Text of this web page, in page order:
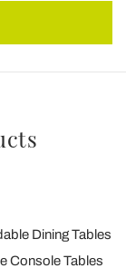
Dining Tables
Console Tables